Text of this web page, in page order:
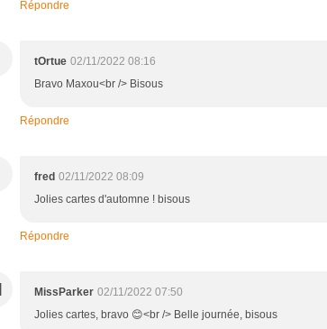
Répondre
tOrtue 02/11/2022 08:16
Bravo Maxou<br /> Bisous
Répondre
fred 02/11/2022 08:09
Jolies cartes d'automne ! bisous
Répondre
MissParker 02/11/2022 07:50
Jolies cartes, bravo 😊<br /> Belle journée, bisous